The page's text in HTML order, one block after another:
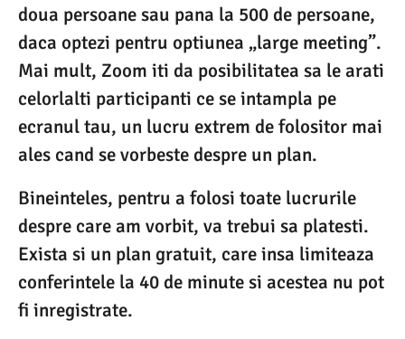
doua persoane sau pana la 500 de persoane,
daca optezi pentru optiunea „large meeting”.
Mai mult, Zoom iti da posibilitatea sa le arati
celorlalti participanti ce se intampla pe
ecranul tau, un lucru extrem de folositor mai
ales cand se vorbeste despre un plan.
Bineinteles, pentru a folosi toate lucrurile
despre care am vorbit, va trebui sa platesti.
Exista si un plan gratuit, care insa limiteaza
conferintele la 40 de minute si acestea nu pot
fi inregistrate.